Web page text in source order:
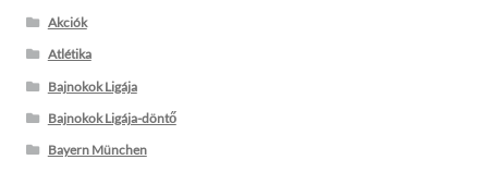
Akciók
Atlétika
Bajnokok Ligája
Bajnokok Ligája-döntő
Bayern München